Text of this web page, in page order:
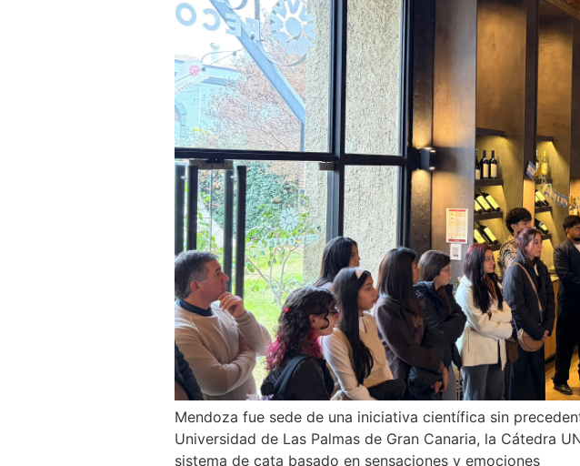
Mendoza fue sede de una iniciativa científica sin
Universidad de Las Palmas de Gran Canaria, la Cátedra
sistema de cata basado en sensaciones y emociones